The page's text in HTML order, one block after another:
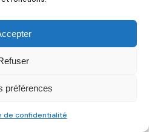
préférences
de confidentialité